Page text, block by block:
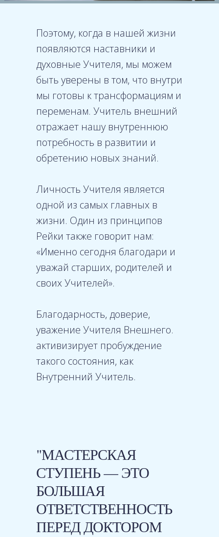
Поэтому, когда в нашей жизни
появляются наставники и
духовные Учителя, мы можем
быть уверены в том, что внутри
мы готовы к трансформациям и
переменам. Учитель внешний
отражает нашу внутреннюю
потребность в развитии и
обретению новых знаний.
Личность Учителя является
одной из самых главных в
жизни. Один из принципов
Рейки также говорит нам:
«Именно сегодня благодари и
уважай старших, родителей и
своих Учителей».
Благодарность, доверие,
уважение Учителя Внешнего.
активизирует пробуждение
такого состояния, как
Внутренний Учитель.
"МАСТЕРСКАЯ
СТУПЕНЬ — ЭТО
БОЛЬШАЯ
ОТВЕТСТВЕННОСТЬ
ПЕРЕД ДОКТОРОМ